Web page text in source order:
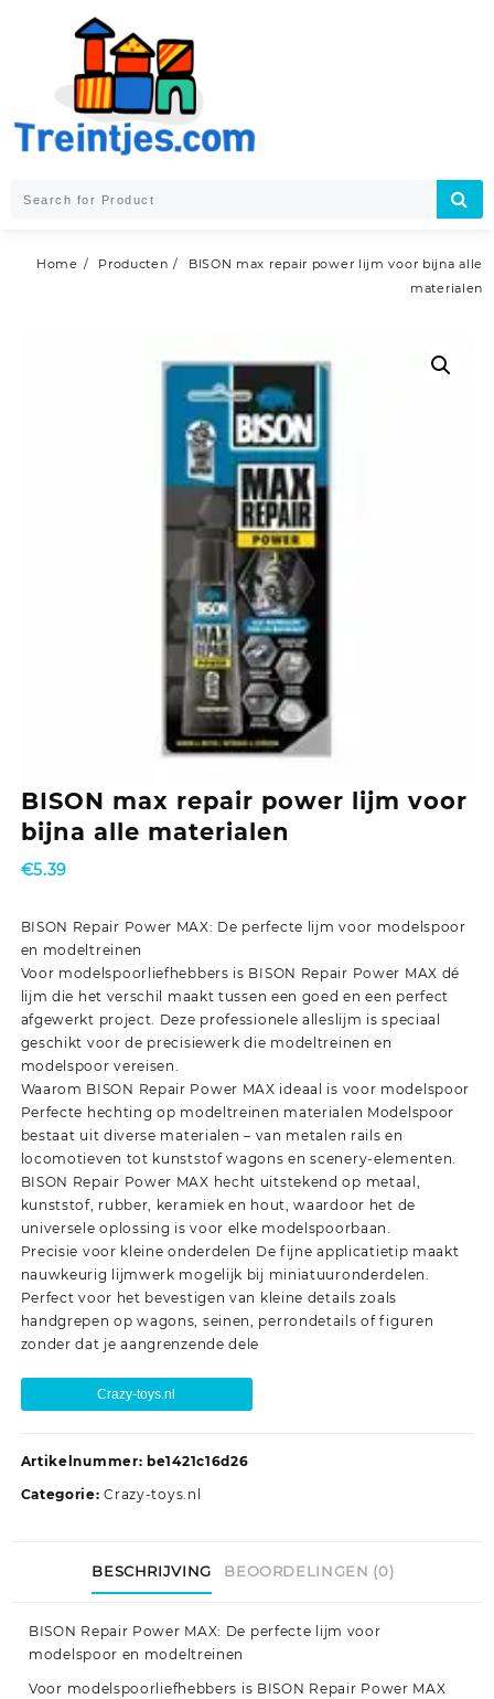
Home Producten
BISON max repair power lijm voor bijna alle
materialen
BISON max repair power lijm voor
bijna alle materialen
€5.39
BISON Repair Power MAX: De perfecte lijm voor modelspoor
en modeltreinen
Voor modelspoorliefhebbers is BISON Repair Power MAX dé
lijm die het verschil maakt tussen een goed en een perfect
afgewerkt project. Deze professionele alleslijm is speciaal
geschikt voor de precisiewerk die modeltreinen en
modelspoor vereisen.
Waarom BISON Repair Power MAX ideaal is voor modelspoor
Perfecte hechting op modeltreinen materialen Modelspoor
bestaat uit diverse materialen – van metalen rails en
locomotieven tot kunststof wagons en scenery-elementen.
BISON Repair Power MAX hecht uitstekend op metaal,
kunststof, rubber, keramiek en hout, waardoor het de
universele oplossing is voor elke modelspoorbaan.
Precisie voor kleine onderdelen De fijne applicatietip maakt
nauwkeurig lijmwerk mogelijk bij miniatuuronderdelen.
Perfect voor het bevestigen van kleine details zoals
handgrepen op wagons, seinen, perrondetails of figuren
zonder dat je aangrenzende dele
Crazy-toys.nl
Artikelnummer: be1421c16d26
Categorie:Crazy-toys.nl
BESCHRIJVING BEOORDELINGEN (0)
BISON Repair Power MAX: De perfecte lijm voor
modelspoor en modeltreinen
Voor modelspoorliefhebbers is BISON Repair Power MAX